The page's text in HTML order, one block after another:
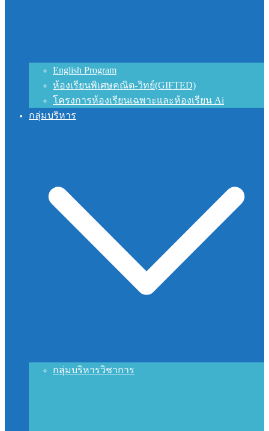
English Program
ห้องเรียนพิเศษคณิต-วิทย์(GIFTED)
โครงการห้องเรียนเฉพาะและห้องเรียน Ai
กลุ่มบริหาร
กลุ่มบริหารวิชาการ